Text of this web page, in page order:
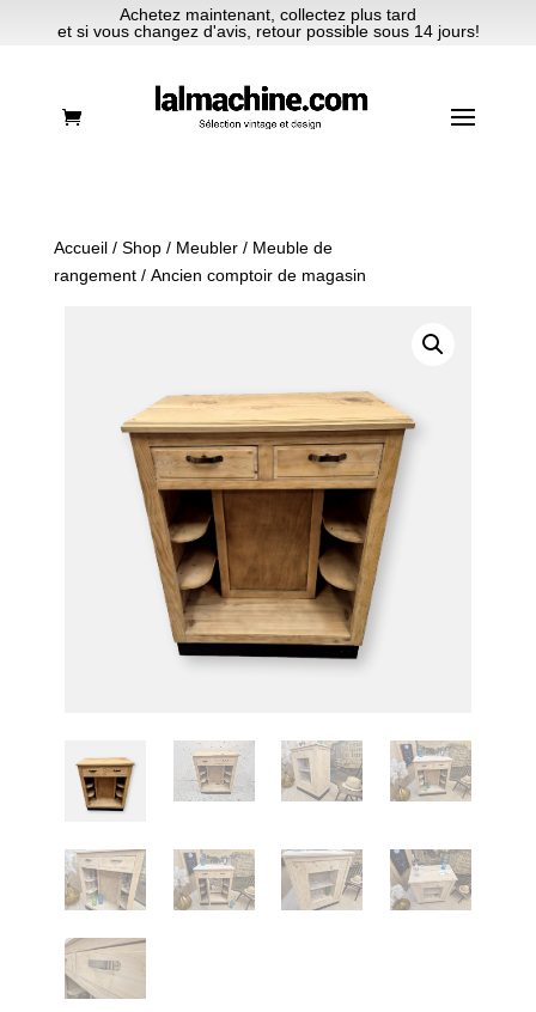
Achetez maintenant, collectez plus tard
et si vous changez d'avis, retour possible sous 14 jours!
Accueil/ Shop/ Meubler/ Meuble de
rangement/ Ancien comptoir de magasin